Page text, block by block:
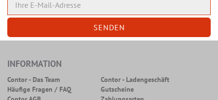
INFORMATION
Contor - Das Team
Contor - Ladengeschäft
Häufige Fragen / FAQ
Gutscheine